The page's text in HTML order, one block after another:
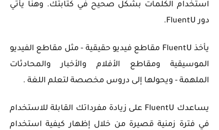
استخدام الكلمات بشكل صحيح في كتابتك. وهنا يأتي
دور FluentU.
يأخذ FluentU مقاطع فيديو حقيقية - مثل مقاطع الفيديو
الموسيقية ومقاطع الأفلام والأخبار والمحادثات
الملهمة - ويحولها إلى دروس مخصصة لتعلم اللغة .
يساعدك FluentU على زيادة مفرداتك القابلة للاستخدام
في فترة زمنية قصيرة من خلال إظهار كيفية استخدام